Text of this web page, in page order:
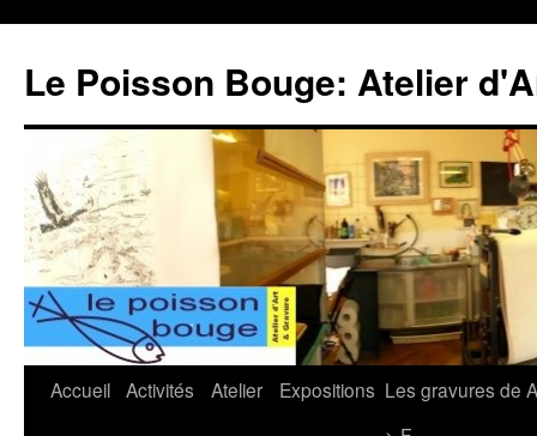
Le Poisson Bouge: Atelier
Aller
Accueil Activités Atelier Expositions Les gravures de A